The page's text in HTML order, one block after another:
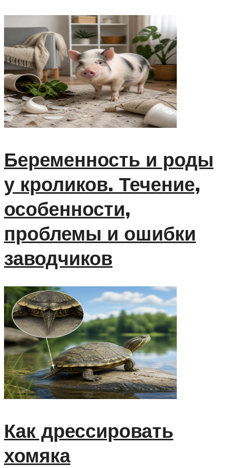
Беременность и роды
у кроликов. Течение,
особенности,
проблемы и ошибки
заводчиков
Как дрессировать
хомяка